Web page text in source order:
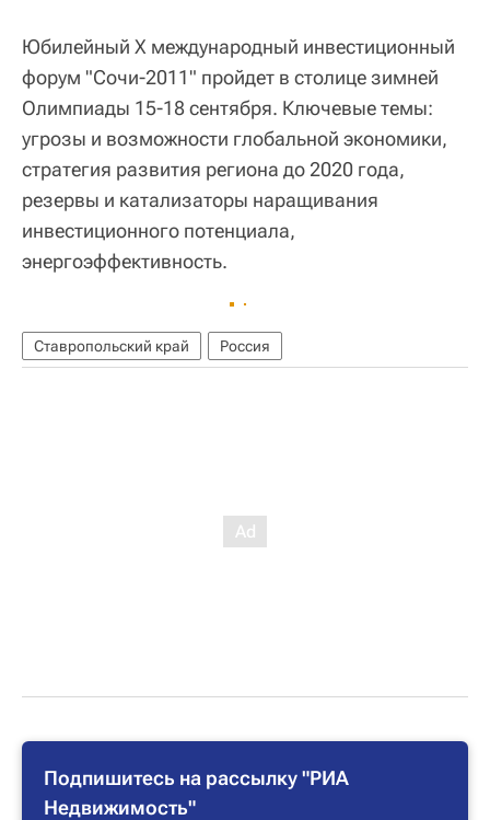
Юбилейный X международный инвестиционный
форум "Сочи-2011" пройдет в столице зимней
Олимпиады 15-18 сентября. Ключевые темы:
угрозы и возможности глобальной экономики,
стратегия развития региона до 2020 года,
резервы и катализаторы наращивания
инвестиционного потенциала,
энергоэффективность.
Ставропольский край Россия
Подпишитесь на рассылку "РИА
Недвижимость"